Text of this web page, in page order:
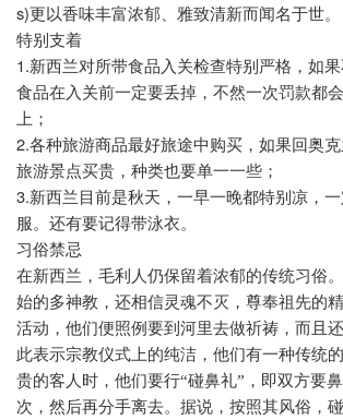
s)更以香味丰富浓郁、雅致清新而闻名于世。
特别支着
1.新西兰对所带食品入关检查特别严格，如
食品在入关前一定要丢掉，不然一次罚款都
上；
2.各种旅游商品最好旅途中购买，如果回奥
旅游景点买贵，种类也要单一一些；
3.新西兰目前是秋天，一早一晚都特别凉，
服。还有要记得带泳衣。
习俗禁忌
在新西兰，毛利人仍保留着浓郁的传统习俗
始的多神教，还相信灵魂不灭，尊奉祖先的
活动，他们便照例要到河里去做祈祷，而且
此表示宗教仪式上的纯洁，他们有一种传统
贵的客人时，他们要行“碰鼻礼”，即双方要
次，然后再分手离去。据说，按照其风俗，